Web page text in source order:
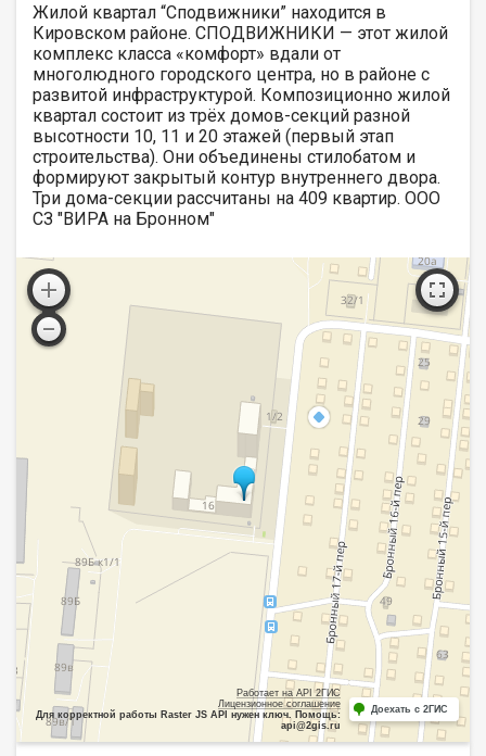
Жилой квартал “Сподвижники” находится в
Кировском районе. СПОДВИЖНИКИ — этот жилой
комплекс класса «комфорт» вдали от
многолюдного городского центра, но в районе с
развитой инфраструктурой. Композиционно жилой
квартал состоит из трёх домов-секций разной
высотности 10, 11 и 20 этажей (первый этап
строительства). Они объединены стилобатом и
формируют закрытый контур внутреннего двора.
Три дома-секции рассчитаны на 409 квартир. ООО
СЗ "ВИРА на Бронном"
Работает на API 2ГИС
Лицензионное соглашение
Для корректной работы Raster JS API нужен ключ. Помощь:
api@2gis.ru
Доехать с 2ГИС